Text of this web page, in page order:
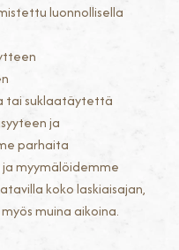
luonnollisella
tai suklaatäytettä
ja
parhaita
myymälöidemme
koko laskiaisajan,
muina aikoina.